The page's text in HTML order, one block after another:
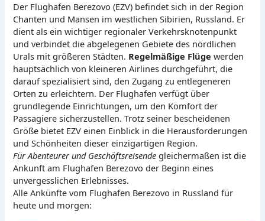
Der Flughafen Berezovo (EZV) befindet sich in der Region
Chanten und Mansen im westlichen Sibirien, Russland. Er
dient als ein wichtiger regionaler Verkehrsknotenpunkt
und verbindet die abgelegenen Gebiete des nördlichen
Urals mit größeren Städten. Regelmäßige Flüge werden
hauptsächlich von kleineren Airlines durchgeführt, die
darauf spezialisiert sind, den Zugang zu entlegeneren
Orten zu erleichtern. Der Flughafen verfügt über
grundlegende Einrichtungen, um den Komfort der
Passagiere sicherzustellen. Trotz seiner bescheidenen
Größe bietet EZV einen Einblick in die Herausforderungen
und Schönheiten dieser einzigartigen Region.
Für Abenteurer und Geschäftsreisende gleichermaßen ist die
Ankunft am Flughafen Berezovo der Beginn eines
unvergesslichen Erlebnisses.
Alle Ankünfte vom Flughafen Berezovo in Russland für
heute und morgen: